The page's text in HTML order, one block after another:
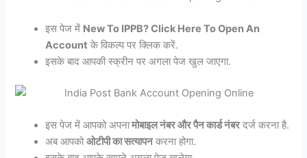
इस पेज में New To IPPB? Click Here To Open An
Account के विकल्प पर क्लिक करें.
इसके बाद आपकी स्क्रीन पर अगला पेज खुल जाएगा.
इस पेज में आपको अपनामोबाइल नंबर और पैन कार्ड नंबरदर्ज करना है.
अब आपकोओटीपी का सत्यापनकरना होगा.